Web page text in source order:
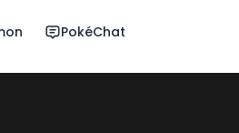
PokéChat